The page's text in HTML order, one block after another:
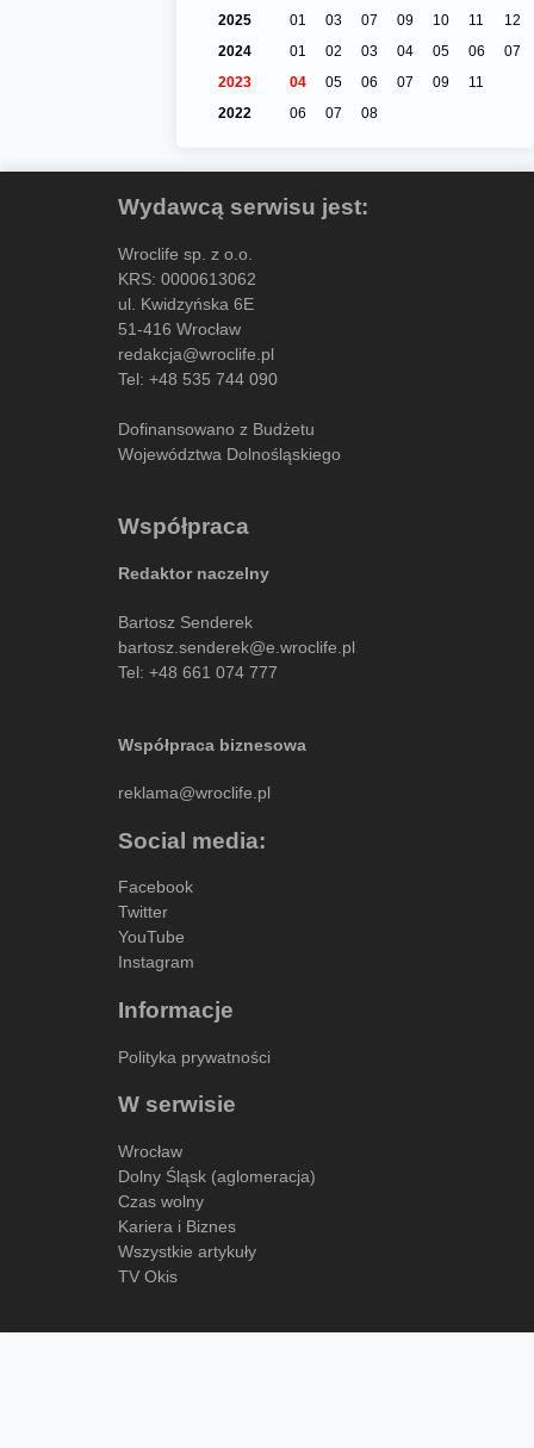
2025
01 03 07 09 10 11
12
2024
01 02 03 04 05 06
07
2023
04 05 06 07 09
11
2022
06 07 08
Wydawcą serwisu jest:
Wroclife sp. z o.o.
KRS: 0000613062
ul. Kwidzyńska 6E
51-416 Wrocław
redakcja@wroclife.pl
Tel: +48 535 744 090
Dofinansowano z Budżetu
Województwa Dolnośląskiego
Współpraca
Redaktor naczelny
Bartosz Senderek
bartosz.senderek@e.wroclife.pl
Tel: +48 661 074 777
Współpraca biznesowa
reklama@wroclife.pl
Social media:
Facebook
Twitter
YouTube
Instagram
Informacje
Polityka prywatności
W serwisie
Wrocław
Dolny Śląsk (aglomeracja)
Czas wolny
Kariera i Biznes
Wszystkie artykuły
TV Okis